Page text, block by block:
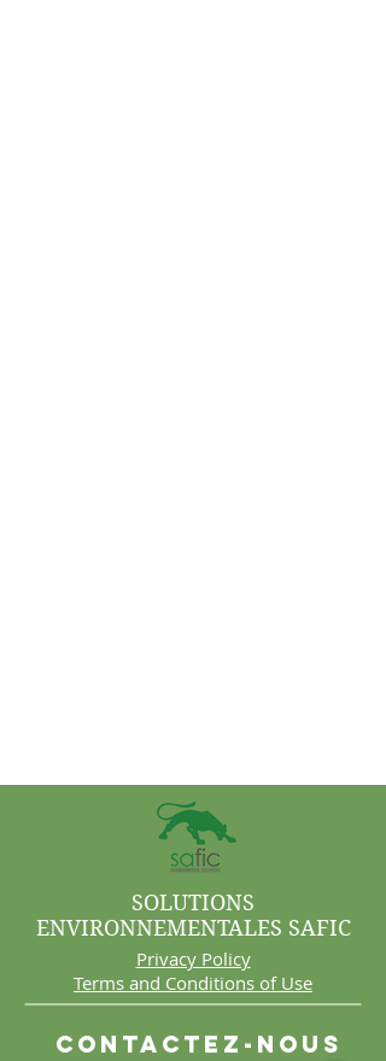
Contactez-nous
SOLUTIONS
ENVIRONNEMENTALES SAFIC
Privacy Policy
Terms and Conditions of Use